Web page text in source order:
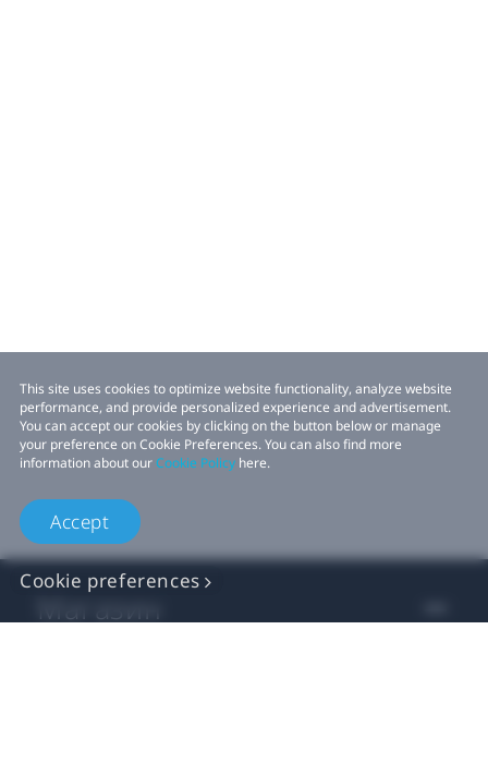
This site uses cookies to optimize website functionality, analyze website
performance, and provide personalized experience and advertisement.
You can accept our cookies by clicking on the button below or manage
your preference on Cookie Preferences. You can also find more
information about ourCookie Policy here.
Accept
Cookie preferences
Магазин